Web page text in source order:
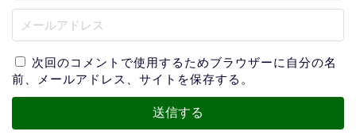
次回のコメントで使用するためブラウザーに自分の名
前、メールアドレス、サイトを保存する。